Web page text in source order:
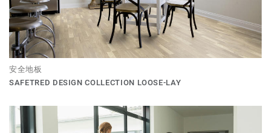
安全地板
SAFETRED DESIGN COLLECTION LOOSE-LAY